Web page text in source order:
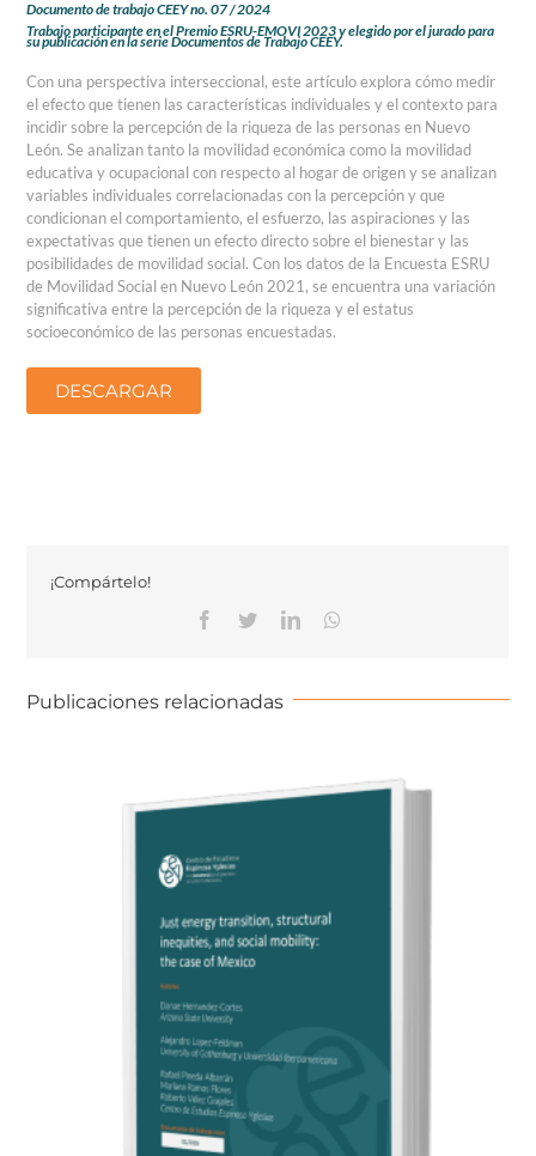
Documento de trabajo CEEY no. 07 / 2024
Trabajo participante en el Premio ESRU-EMOVI 2023 y elegido por el jurado para
su publicación en la serie Documentos de Trabajo CEEY.
Con una perspectiva interseccional, este artículo explora cómo medir
el efecto que tienen las características individuales y el contexto para
incidir sobre la percepción de la riqueza de las personas en Nuevo
León. Se analizan tanto la movilidad económica como la movilidad
educativa y ocupacional con respecto al hogar de origen y se analizan
variables individuales correlacionadas con la percepción y que
condicionan el comportamiento, el esfuerzo, las aspiraciones y las
expectativas que tienen un efecto directo sobre el bienestar y las
posibilidades de movilidad social. Con los datos de la Encuesta ESRU
de Movilidad Social en Nuevo León 2021, se encuentra una variación
significativa entre la percepción de la riqueza y el estatus
socioeconómico de las personas encuestadas.
DESCARGAR
¡Compártelo!
Publicaciones relacionadas